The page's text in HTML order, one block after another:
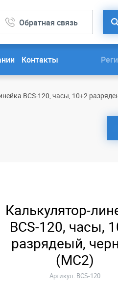
Обратная связь
Контакты
BCS-120, часы, 10+2
Калькулятор-
BCS-120, часы,
разрядеый,
(MC2)
Артикул: BCS-120